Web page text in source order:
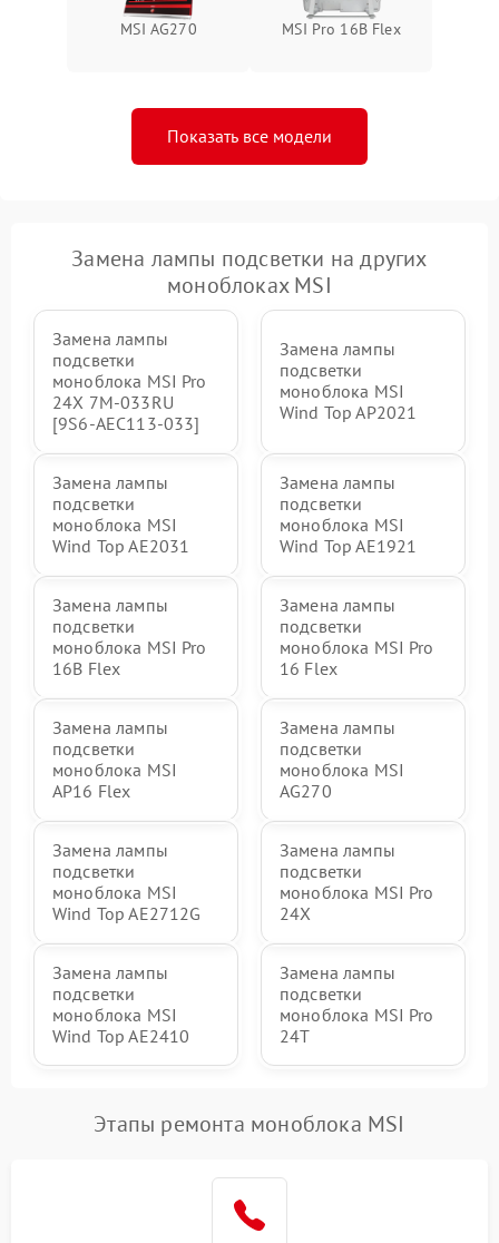
MSI AG270 MSI Pro 16B Flex
Показать все модели
Замена лампы подсветки на других
моноблоках MSI
Замена лампы
подсветки
моноблока MSI Pro
24X 7M-033RU
[9S6-AEC113-033]
Замена лампы
подсветки
моноблока MSI
Wind Top AP2021
Замена лампы
подсветки
моноблока MSI
Wind Top AE2031
Замена лампы
подсветки
моноблока MSI
Wind Top AE1921
Замена лампы
подсветки
моноблока MSI Pro
16B Flex
Замена лампы
подсветки
моноблока MSI Pro
16 Flex
Замена лампы
подсветки
моноблока MSI
AP16 Flex
Замена лампы
подсветки
моноблока MSI
AG270
Замена лампы
подсветки
моноблока MSI
Wind Top AE2712G
Замена лампы
подсветки
моноблока MSI Pro
24X
Замена лампы
подсветки
моноблока MSI
Wind Top AE2410
Замена лампы
подсветки
моноблока MSI Pro
24T
Этапы ремонта моноблока MSI